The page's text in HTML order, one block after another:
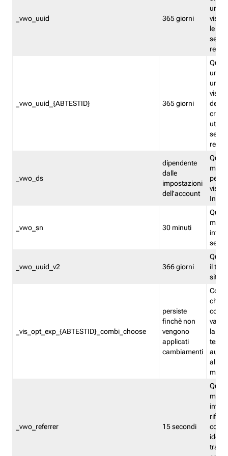
_vwo_uuid 365 giorni
le
_vwo_uuid_{ABTESTID} 365 giorni
un
del
_vwo_ds
dipendente
dalle
impostazioni
dell'account
_vwo_sn 30 minuti
_vwo_uuid_v2 366 giorni
il
sito
_vis_opt_exp_{ABTESTID}_combi_choose
persiste
finchè non
vengono
applicati
cambiamenti
che
la
test.
_vwo_referrer 15 secondi